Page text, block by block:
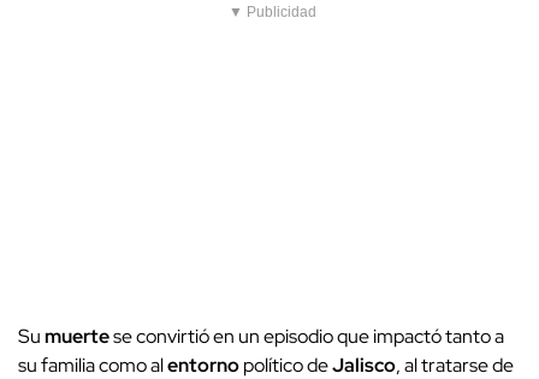
▼ Publicidad
Sumuertese convirtió en un episodio que impactó tanto a
su familia como alentornopolítico deJalisco, al tratarse de